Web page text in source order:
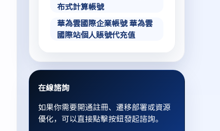
布式計算帳號
華為雲國際企業帳號 華為雲
國際站個人賬號代充值
在線諮詢
如果你需要開通註冊、遷移部署或資源
優化，可以直接點擊按鈕發起諮詢。